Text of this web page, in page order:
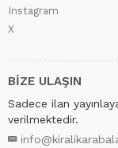
Instagram
X
BİZE ULAŞIN
Sadece ilan
verilmektedir.